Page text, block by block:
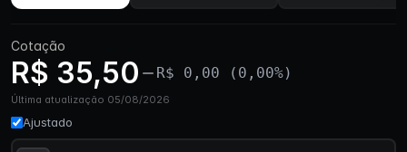
Cotação
R$ 35,50 R$ 0,00 (0,00%)
Última atualização 05/08/2026
Ajustado